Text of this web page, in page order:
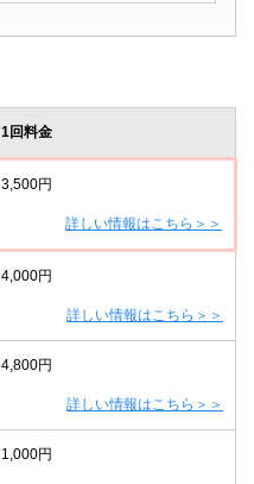
1回料金
3,500円
詳しい情報はこちら＞＞
4,000円
詳しい情報はこちら＞＞
4,800円
詳しい情報はこちら＞＞
1,000円